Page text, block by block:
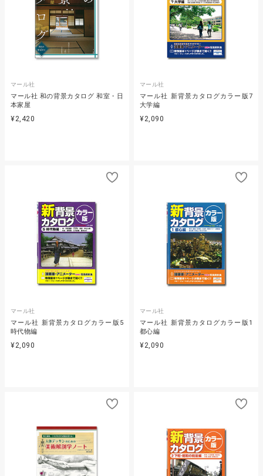
マール社
マール社 和の背景カタログ 和室・日
本家屋
¥2,420
マール社
マール社 新背景カタログカラー版7
大学編
¥2,090
マール社
マール社 新背景カタログカラー版5
時代物編
¥2,090
マール社
マール社 新背景カタログカラー版1
都心編
¥2,090